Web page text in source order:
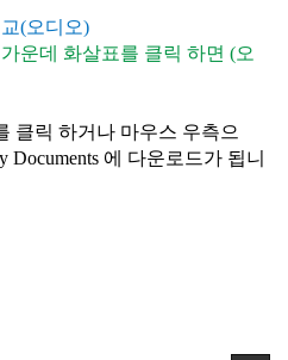
(오디오)
가운데 화살표를 클릭 하면 (오
클릭 하거나 마우스 우측으
Documents 에 다운로드가 됩니